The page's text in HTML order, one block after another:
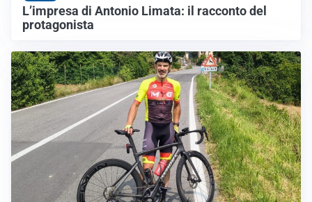
L’impresa di Antonio Limata: il racconto del
protagonista